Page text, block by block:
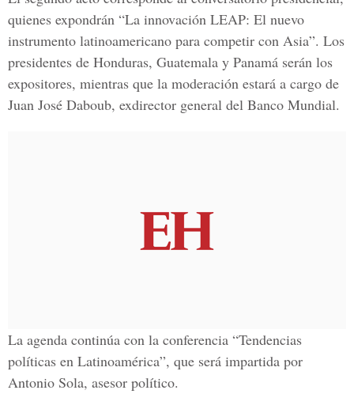
quienes expondrán “La innovación LEAP: El nuevo
instrumento latinoamericano para competir con Asia”. Los
presidentes de Honduras, Guatemala y Panamá serán los
expositores, mientras que la moderación estará a cargo de
Juan José Daboub, exdirector general del Banco Mundial.
La agenda continúa con la conferencia “Tendencias
políticas en Latinoamérica”, que será impartida por
Antonio Sola, asesor político.